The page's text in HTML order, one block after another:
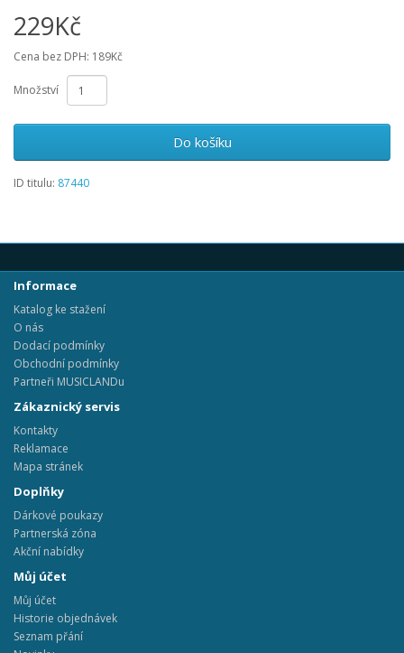
229Kč
Cena bez DPH: 189Kč
Množství
Do košíku
ID titulu: 87440
Informace
Katalog ke stažení
O nás
Dodací podmínky
Obchodní podmínky
Partneři MUSICLANDu
Zákaznický servis
Kontakty
Reklamace
Mapa stránek
Doplňky
Dárkové poukazy
Partnerská zóna
Akční nabídky
Můj účet
Můj účet
Historie objednávek
Seznam přání